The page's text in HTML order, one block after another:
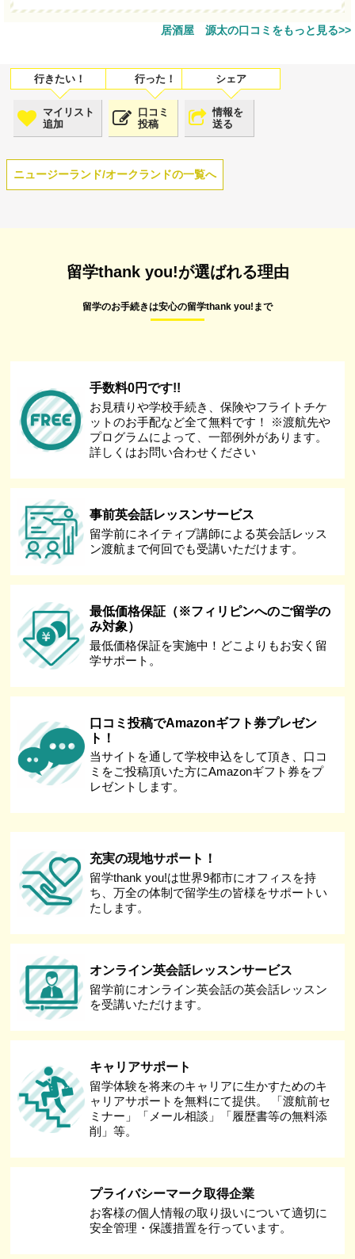
マイリスト
追加
口コミ
投稿
情報を
送る
居酒屋 源太の口コミをもっと見る>>
ニュージーランド/オークランドの一覧へ
留学thank you!が選ばれる理由
留学のお手続きは安心の留学thank you!まで
手数料0円です!!
お見積りや学校手続き、保険やフライトチケ
ットのお手配など全て無料です！ ※渡航先や
プログラムによって、一部例外があります。
詳しくはお問い合わせください
事前英会話レッスンサービス
留学前にネイティブ講師による英会話レッス
ン渡航まで何回でも受講いただけます。
最低価格保証（※フィリピンへのご留学の
み対象）
最低価格保証を実施中！どこよりもお安く留
学サポート。
口コミ投稿でAmazonギフト券プレゼン
ト！
当サイトを通して学校申込をして頂き、口コ
ミをご投稿頂いた方にAmazonギフト券をプ
レゼントします。
充実の現地サポート！
留学thank you!は世界9都市にオフィスを持
ち、万全の体制で留学生の皆様をサポートい
たします。
オンライン英会話レッスンサービス
留学前にオンライン英会話の英会話レッスン
を受講いただけます。
キャリアサポート
留学体験を将来のキャリアに生かすためのキ
ャリアサポートを無料にて提供。 「渡航前セ
ミナー」「メール相談」「履歴書等の無料添
削」等。
プライバシーマーク取得企業
お客様の個人情報の取り扱いについて適切に
安全管理・保護措置を行っています。